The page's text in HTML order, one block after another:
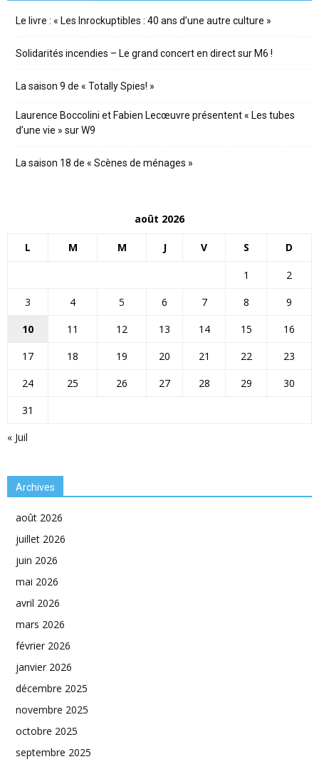
Le livre : « Les Inrockuptibles : 40 ans d’une autre culture »
Solidarités incendies – Le grand concert en direct sur M6 !
La saison 9 de « Totally Spies! »
Laurence Boccolini et Fabien Lecœuvre présentent « Les tubes
d’une vie » sur W9
La saison 18 de « Scènes de ménages »
août 2026
L M M J V S D
« Juil
1
2
3
4 5 6 7 8
9
10
11 12 13 14 15
16
17
18 19 20 21 22
23
24
25 26 27 28 29
30
31
Archives
août 2026
juillet 2026
juin 2026
mai 2026
avril 2026
mars 2026
février 2026
janvier 2026
décembre 2025
novembre 2025
octobre 2025
septembre 2025